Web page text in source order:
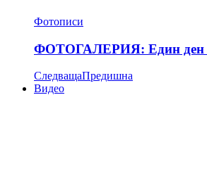
Фотописи
ФОТОГАЛЕРИЯ: Един ден
СледващаПредишна
Видео